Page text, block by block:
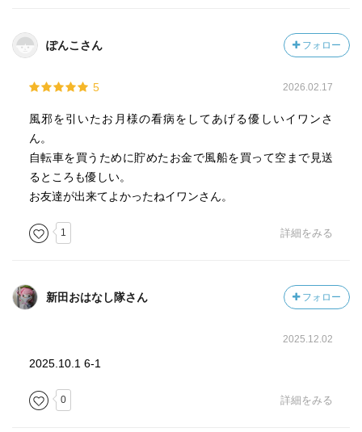
ぽんこさん フォロー
5 2026.02.17
風邪を引いたお月様の看病をしてあげる優しいイワンさ
ん。
自転車を買うために貯めたお金で風船を買って空まで見送
るところも優しい。
お友達が出来てよかったねイワンさん。
1 詳細をみる
新田おはなし隊さん フォロー
2025.12.02
2025.10.1 6-1
0 詳細をみる